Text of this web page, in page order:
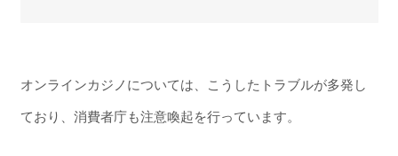
オンラインカジノについては、こうしたトラブルが多発し
ており、消費者庁も注意喚起を行っています。